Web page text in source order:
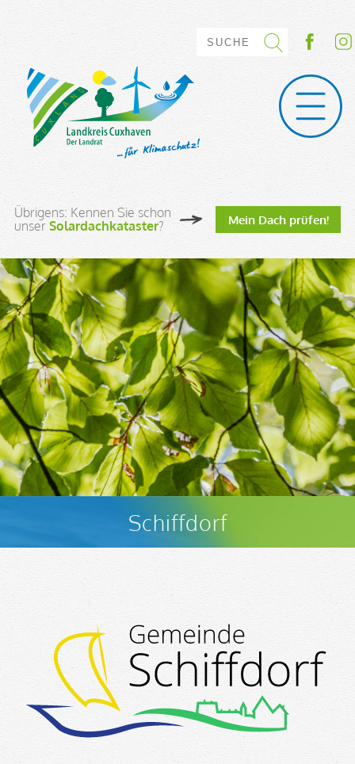
Übrigens: Kennen Sie schon
unserSolardachkataster? Mein Dach prüfen!
Schiffdorf